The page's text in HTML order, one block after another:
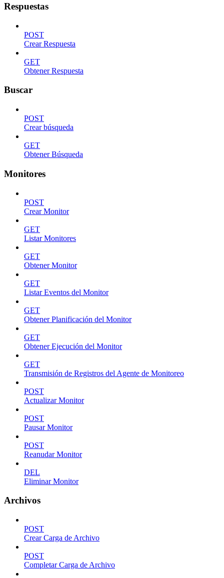
Respuestas
POST
Crear Respuesta
GET
Obtener Respuesta
Buscar
POST
Crear búsqueda
GET
Obtener Búsqueda
Monitores
POST
Crear Monitor
GET
Listar Monitores
GET
Obtener Monitor
GET
Listar Eventos del Monitor
GET
Obtener Planificación del Monitor
GET
Obtener Ejecución del Monitor
GET
Transmisión de Registros del Agente de Monitoreo
POST
Actualizar Monitor
POST
Pausar Monitor
POST
Reanudar Monitor
DEL
Eliminar Monitor
Archivos
POST
Crear Carga de Archivo
POST
Completar Carga de Archivo